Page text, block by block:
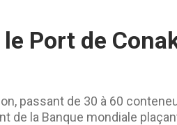
Port de
passant de 30 à 60
la Banque mondiale